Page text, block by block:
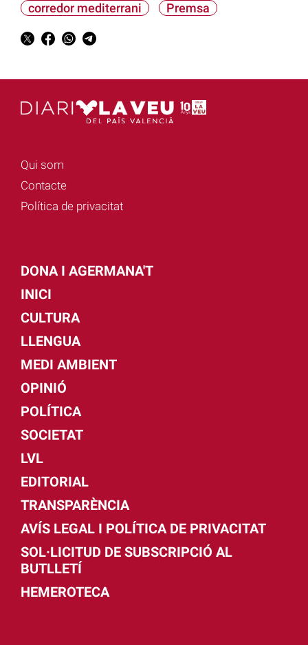
corredor mediterrani Premsa
Qui som
Contacte
Política de privacitat
DONA I AGERMANA'T
INICI
CULTURA
LLENGUA
MEDI AMBIENT
OPINIÓ
POLÍTICA
SOCIETAT
LVL
EDITORIAL
TRANSPARÈNCIA
AVÍS LEGAL I POLÍTICA DE PRIVACITAT
SOL·LICITUD DE SUBSCRIPCIÓ AL
BUTLLETÍ
HEMEROTECA